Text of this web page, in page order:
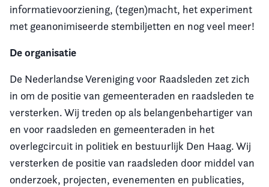
informatievoorziening, (tegen)macht, het experiment
met geanonimiseerde stembiljetten en nog veel meer!
De organisatie
De Nederlandse Vereniging voor Raadsleden zet zich
in om de positie van gemeenteraden en raadsleden te
versterken. Wij treden op als belangenbehartiger van
en voor raadsleden en gemeenteraden in het
overlegcircuit in politiek en bestuurlijk Den Haag. Wij
versterken de positie van raadsleden door middel van
onderzoek, projecten, evenementen en publicaties,